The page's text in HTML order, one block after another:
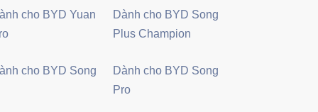
cho BYD Yuan
Dành cho BYD Song
Plus Champion
cho BYD Song
Dành cho BYD Song
Pro